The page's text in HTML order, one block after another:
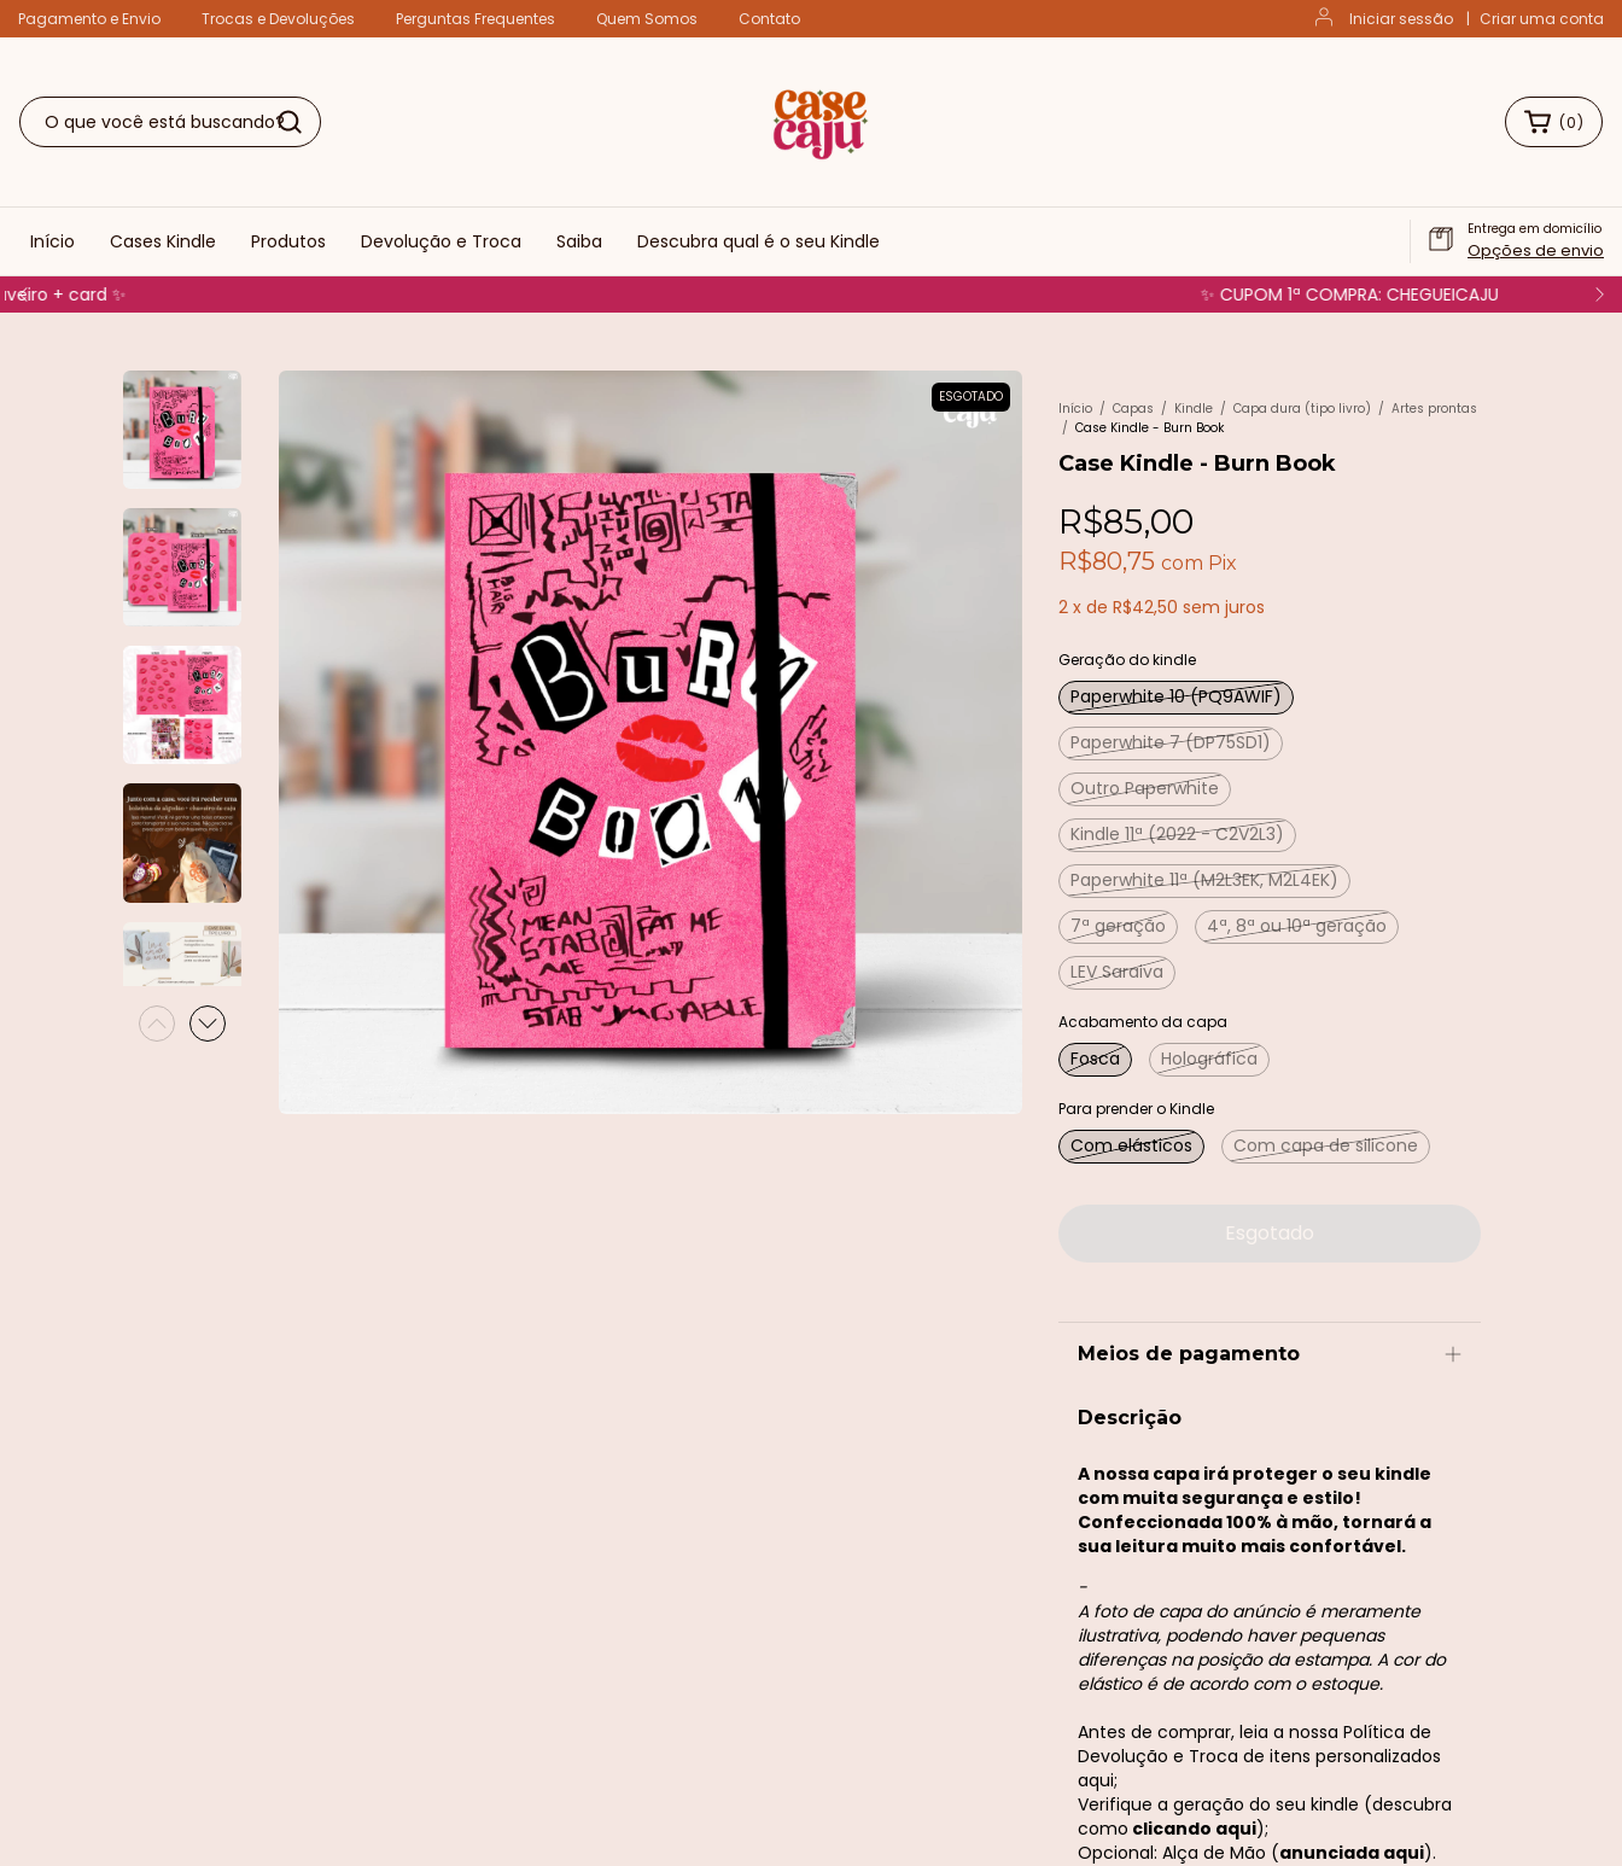
Pagamento e Envio Trocas e Devoluções Perguntas Frequentes Quem Somos Contato Iniciar sessão | Criar uma conta
(0)
Início Cases Kindle Produtos Devolução e Troca Saiba Descubra qual é o seu Kindle
Entrega em domicílio
Opções de envio
ESGOTADO
Início / Capas / Kindle / Capa dura (tipo livro) / Artes prontas
/ Case Kindle - Burn Book
Case Kindle - Burn Book
R$85,00
R$80,75 com Pix
2 x de R$42,50 sem juros
Geração do kindle
Paperwhite 10 (PQ9AWIF)
Paperwhite 7 (DP75SD1)
Outro Paperwhite
Kindle 11ª (2022 - C2V2L3)
Paperwhite 11ª (M2L3EK, M2L4EK)
7ª geração
4ª, 8ª ou 10ª geração
LEV Saraiva
Acabamento da capa
Fosca Holográfica
Para prender o Kindle
Com elásticos Com capa de silicone
Meios de pagamento
Descrição
A nossa capa irá proteger o seu kindle
com muita segurança e estilo!
Confeccionada 100% à mão, tornará a
sua leitura muito mais confortável.
-
A foto de capa do anúncio é meramente
ilustrativa, podendo haver pequenas
diferenças na posição da estampa. A cor do
elástico é de acordo com o estoque.
Antes de comprar, leia a nossa Política de
Devolução e Troca de itens personalizados
aqui;
Verifique a geração do seu kindle (descubra
como clicando aqui);
Opcional: Alça de Mão (anunciada aqui).